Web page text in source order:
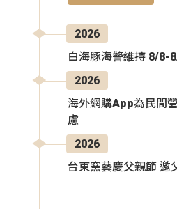
2026
白海豚海警維持 8/8-
2026
海外網購App為民間
慮
2026
台東窯藝慶父親節 邀